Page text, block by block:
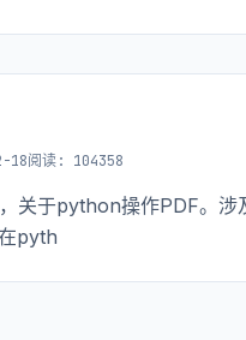
18阅读: 104358
关于python操作PDF。
pyth